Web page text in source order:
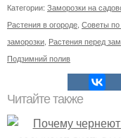
Категории: Заморозки на
Растения в огороде Советы
заморозки Растения перед
Подзимний полив
Читайте также